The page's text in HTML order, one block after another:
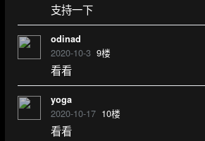
支持一下
odinad
2020-10-3 9楼
看看
yoga
2020-10-17 10楼
看看